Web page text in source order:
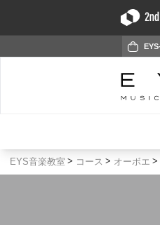
EYS音楽教室 コース オーボエ